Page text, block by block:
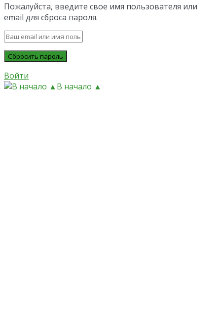
Пожалуйста, введите свое имя пользователя или
email для сброса пароля.
Войти
В начало ▲